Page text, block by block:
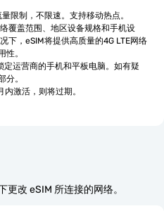
限制，不限速。支持移动热点。
覆盖范围、地区设备规格和手机设
下，eSIM将提供高质量的4G LTE网络
性。
定运营商的手机和平板电脑。如有疑
分。
激活，则将过期。
改 eSIM 所连接的网络。